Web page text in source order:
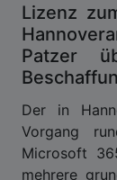
Ebenfalls ein
sogenanntes
jedwedem
und
löschen
Lizenz
Patzer
Der in
Vorgang
Microsoft
mehrere